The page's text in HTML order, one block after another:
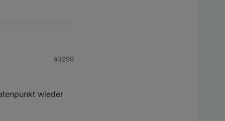
#3299
wieder